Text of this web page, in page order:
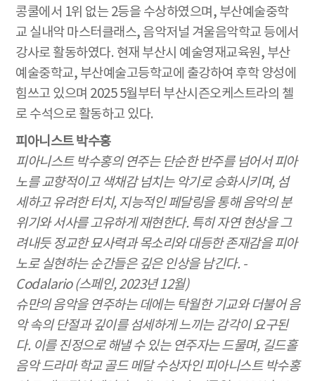
콩쿨에서 1위 없는 2등을 수상하였으며, 부산예술중학
교 실내악 마스터클래스, 음악저널 겨울음악학교 등에서
강사로 활동하였다. 현재 부산시 예술영재교육원, 부산
예술중학교, 부산예술고등학교에 출강하여 후학 양성에
힘쓰고 있으며 2025 5월부터 부산시즌오케스트라의 첼
로 수석으로 활동하고 있다.
피아니스트 박수홍
피아니스트 박수홍의 연주는 단순한 반주를 넘어서 피아
노를 교향적이고 색채감 넘치는 악기로 승화시키며, 섬
세하고 유려한 터치, 지능적인 페달링을 통해 음악의 분
위기와 서사를 고유하게 재현한다. 특히 자연 현상을 그
려내듯 정교한 묘사력과 목소리와 대등한 존재감을 피아
노로 실현하는 순간들은 깊은 인상을 남긴다. -
Codalario (스페인, 2023년12월)
슈만의 음악을 연주하는 데에는 탁월한 기교와 더불어음
악 속의 단절과 깊이를 섬세하게 느끼는 감각이 요구된
다. 이를 진정으로 해낼 수 있는 연주자는 드물며, 길드홀
음악 드라마 학교 골드 메달 수상자인 피아니스트 박수홍